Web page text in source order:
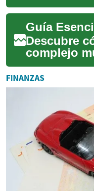
de carga
tamaños y
Este
Descubre
complejo
viviendas
España.
FINANZAS